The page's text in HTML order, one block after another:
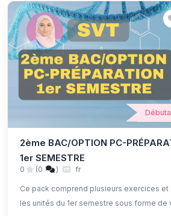
2ème BAC/OPTION PC-
1er SEMESTRE
0 (0 ) fr
Ce pack comprend plusieurs exercices
les unités du 1er semestre sous forme de